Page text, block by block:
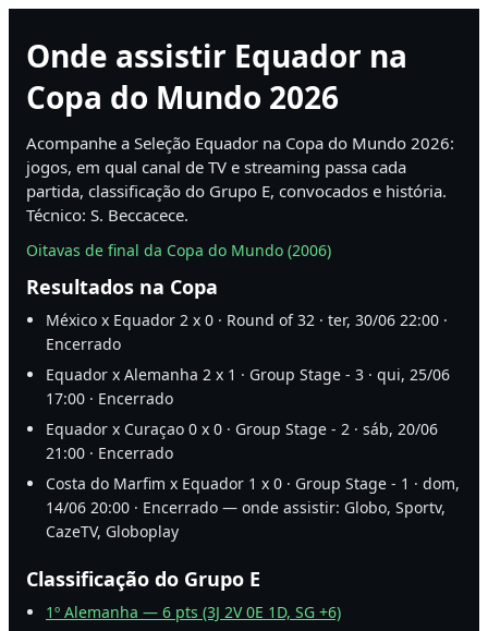
Onde assistir Equador na
Copa do Mundo 2026
Acompanhe a Seleção Equador na Copa do Mundo 2026:
jogos, em qual canal de TV e streaming passa cada
partida, classificação do Grupo E, convocados e história.
Técnico: S. Beccacece.
Oitavas de final da Copa do Mundo (2006)
Resultados na Copa
México x Equador 2 x 0 · Round of 32 · ter, 30/06 22:00 ·
Encerrado
Equador x Alemanha 2 x 1 · Group Stage - 3 · qui, 25/06
17:00 · Encerrado
Equador x Curaçao 0 x 0 · Group Stage - 2 · sáb, 20/06
21:00 · Encerrado
Costa do Marfim x Equador 1 x 0 · Group Stage - 1 · dom,
14/06 20:00 · Encerrado — onde assistir: Globo, Sportv,
CazeTV, Globoplay
Classificação do Grupo E
1º Alemanha — 6 pts (3J 2V 0E 1D, SG +6)